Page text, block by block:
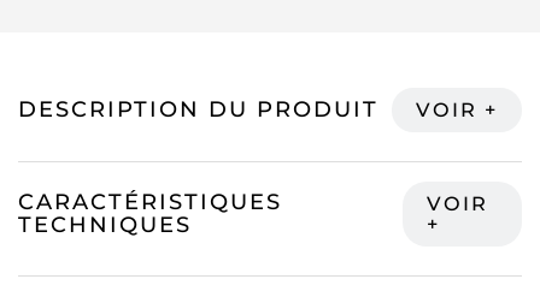
DESCRIPTION DU PRODUIT
CARACTÉRISTIQUES
TECHNIQUES